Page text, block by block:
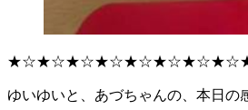
ゆいゆいと、あづちゃんの、本日の